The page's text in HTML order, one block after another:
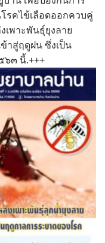
รคไข้เลือดออกควบคู่
เพาะพันธุ์ยุงลาย
าสู่ฤดูฝน ซึ่งเป็น
๖๓ นี้.+++